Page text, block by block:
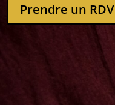
Prendre un RDV